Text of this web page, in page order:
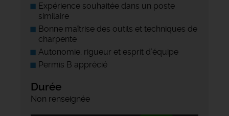
Expérience souhaitée dans un poste
similaire
Bonne maîtrise des outils et techniques de
charpente
Autonomie, rigueur et esprit d’équipe
Permis B apprécié
Durée
Non renseignée